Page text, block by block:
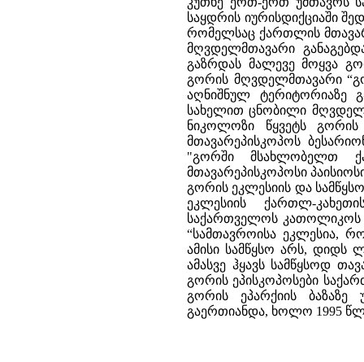
საყდრის იურისდიქციაში
რომელსაც ქართლის
მღვდელმთავარი
გაზრდას მალევე მოყვა
გორის მღვდელმთავარი
აღნიშნულ ტერიტორიაზე
სახელით ცნობილი
ნიკოლოზი წყვეტს
მთავარეპისკოპოს
"გორში მსახლობელთ
მთავარეპისკოპოსი
გორის ეკლესიის და
ეკლესიის ქართლ-
საქართველოს კათოლიკოს
“სამთავროისა ეკლესია,
ამისი სამწყსო არს, დიდს
ამასვე ჰყავს სამწყსოდ
გორის ეპისკოპოსები
გორის ეპარქიის
გაერთიანდა, ხოლო 1995